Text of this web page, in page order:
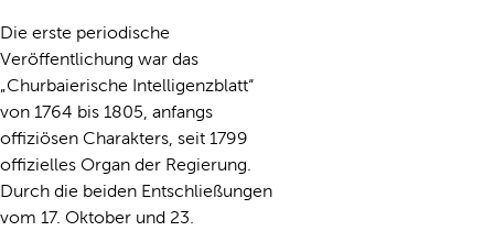
Die erste periodische
Veröffentlichung war das
„Churbaierische Intelligenzblatt“
von 1764 bis 1805, anfangs
offiziösen Charakters, seit 1799
offizielles Organ der Regierung.
Durch die beiden Entschließungen
vom 17. Oktober und 23.